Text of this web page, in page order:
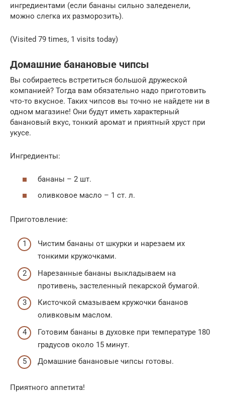
ингредиентами (если бананы сильно заледенели,
можно слегка их разморозить).
(Visited 79 times, 1 visits today)
Домашние банановые чипсы
​Вы собираетесь встретиться большой дружеской
компанией? Тогда вам обязательно надо приготовить
что-то вкусное. Таких чипсов вы точно не найдете ни в
одном магазине! Они будут иметь характерный
банановый вкус, тонкий аромат и приятный хруст при
укусе.
Ингредиенты:
бананы – 2 шт.
оливковое масло – 1 ст. л.
Приготовление:
Чистим бананы от шкурки и нарезаем их
тонкими кружочками.​
Нарезанные бананы выкладываем на
противень, застеленный пекарской бумагой.
Кисточкой смазываем кружочки бананов
оливковым маслом.
Готовим бананы в духовке при температуре 180
градусов около 15 минут.
Домашние банановые чипсы готовы.
Приятного аппетита!